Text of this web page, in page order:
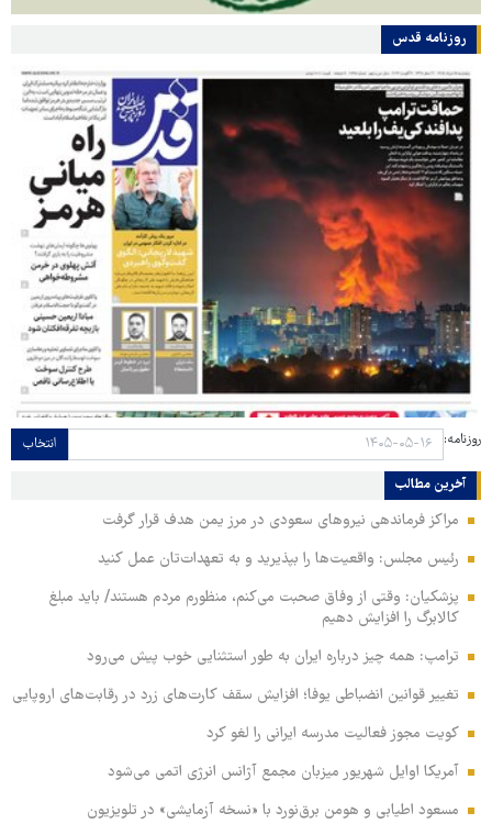
روزنامه قدس
روزنامه: انتخاب
آخرین مطالب
مراکز فرماندهی نیروهای سعودی در مرز یمن هدف قرار گرفت
رئیس مجلس: واقعیت‌ها را بپذیرید و به تعهدات‌تان عمل کنید
پزشکیان: وقتی از وفاق صحبت می‌کنم، منظورم مردم هستند/ باید مبلغ
کالابرگ را افزایش دهیم
ترامپ: همه چیز درباره ایران به طور استثنایی خوب پیش می‌رود
تغییر قوانین انضباطی یوفا؛ افزایش سقف کارت‌های زرد در رقابت‌های اروپایی
کویت مجوز فعالیت مدرسه ایرانی را لغو کرد
آمریکا اوایل شهریور میزبان مجمع آژانس انرژی اتمی می‌شود
مسعود اطیابی و هومن برق‌نورد با «نسخه آزمایشی» در تلویزیون